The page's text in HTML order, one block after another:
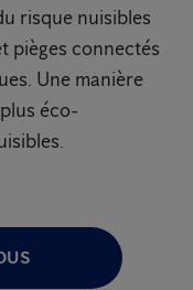
risque nuisibles
pièges connectés
Une manière
éco-